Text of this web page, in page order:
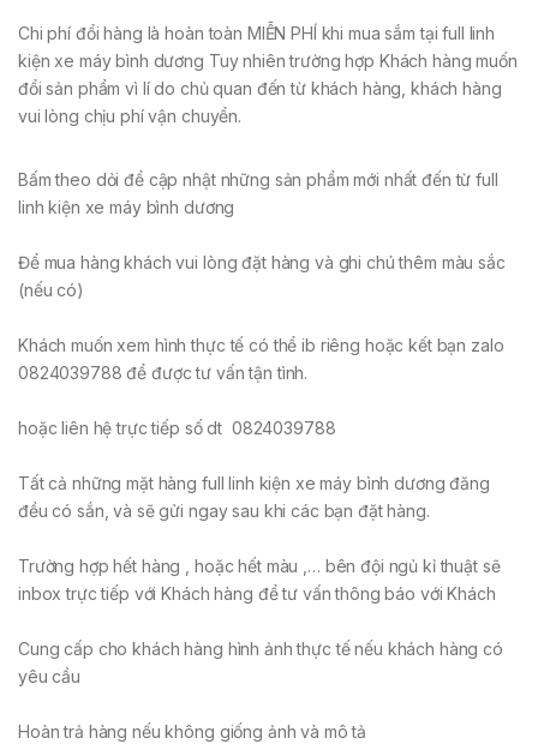
Chi phí đổi hàng là hoàn toàn MIỄN PHÍ khi mua sắm tại full linh
kiện xe máy bình dương Tuy nhiên trường hợp Khách hàng muốn
đổi sản phẩm vì lí do chủ quan đến từ khách hàng, khách hàng
vui lòng chịu phí vận chuyển.
Bấm theo dỏi để cập nhật những sản phẩm mới nhất đến từ full
linh kiện xe máy bình dương
Để mua hàng khách vui lòng đặt hàng và ghi chú thêm màu sắc
(nếu có)
Khách muốn xem hình thực tế có thể ib riêng hoặc kết bạn zalo
0824039788 để được tư vấn tận tình.
hoặc liên hệ trực tiếp số dt 0824039788
Tất cả những mặt hàng full linh kiện xe máy bình dương đăng
đều có sắn, và sẽ gửi ngay sau khi các bạn đặt hàng.
Trường hợp hết hàng , hoặc hết màu ,… bên đội ngủ kỉ thuật sẽ
inbox trực tiếp với Khách hàng để tư vấn thông báo với Khách
Cung cấp cho khách hàng hình ảnh thực tế nếu khách hàng có
yêu cầu
Hoàn trả hàng nếu không giống ảnh và mô tả